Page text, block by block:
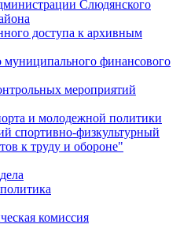
Слюдянского
доступа к архивным
муниципального финансового
мероприятий
и молодежной политики
спортивно-физкультурный
к труду и обороне"
комиссия